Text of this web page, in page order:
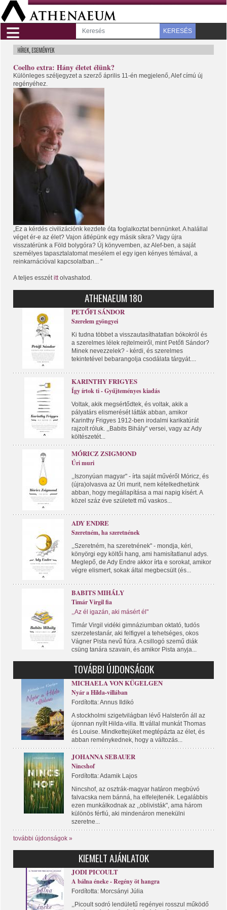
≡ KERESÉS
Coelho extra: Hány életet élünk?
Különleges széljegyzet a szerző április 11-én megjelenő, Alef címú új
regényéhez.
„Ez a kérdés civilizációnk kezdete óta foglalkoztat bennünket. A halállal
véget ér-e az élet? Vajon átlépünk egy másik síkra? Vagy újra
visszatérünk a Föld bolygóra? Új könyvemben, az Alef-ben, a saját
személyes tapasztalatomat mesélem el egy igen kényes témával, a
reinkarnációval kapcsolatban... "
A teljes esszét itt olvashatod.
ATHENAEUM 180
PETŐFI SÁNDOR
Szerelem gyöngyei
Ki tudna többet a visszautasíthatatlan bókokról és
a szerelmes lélek rejtelmeiről, mint Petőfi Sándor?
Minek nevezzelek? - kérdi, és szerelmes
tekintetével bebarangolja csodálata tárgyát....
KARINTHY FRIGYES
Így írtok ti - Gyűjteményes kiadás
Voltak, akik megsértődtek, és voltak, akik a
pályatárs elismerését látták abban, amikor
Karinthy Frigyes 1912-ben irodalmi karikatúrát
rajzolt róluk. ,,Babits Bihály" versei, vagy az Ady
költészetét...
MÓRICZ ZSIGMOND
Úri muri
,,Iszonyúan magyar" - írta saját művéről Móricz, és
(újra)olvasva az Úri murit, nem kételkedhetünk
abban, hogy megállapítása a mai napig kísért. A
közel száz éve született mű vaskos...
ADY ENDRE
Szeretném, ha szeretnének
,,Szeretném, ha szeretnének" - mondja, kéri,
könyörgi egy költői hang, ami hamisítatlanul adys.
Meglepő, de Ady Endre akkor írta e sorokat, amikor
végre elismert, sokak által megbecsült (és...
BABITS MIHÁLY
Timár Virgil fia
,,Az él igazán, aki másért él"
Timár Virgil vidéki gimnáziumban oktató, tudós
szerzetestanár, aki felfigyel a tehetséges, okos
Vágner Pista nevű fiúra. A csillogó szemű diák
csüng tanára szavain, és amikor Pista anyja...
TOVÁBBI ÚJDONSÁGOK
MICHAELA VON KÜGELGEN
Nyár a Hilda-villában
Fordította: Annus Ildikó
A stockholmi szigetvilágban lévő Halsterőn áll az
újonnan nyílt Hilda-villa. Itt vállal munkát Thomas
és Louise. Mindkettejüket megtépázta az élet, és
abban reménykednek, hogy a változás...
JOHANNA SEBAUER
Nincshof
Fordította: Adamik Lajos
Nincshof, az osztrák-magyar határon megbúvó
falvacska nem bánná, ha elfelejtenék. Legalábbis
ezen munkálkodnak az ,,oblivisták", ama három
különös férfiú, aki mindenáron menekülni
szeretne...
további újdonságok »
KIEMELT AJÁNLATOK
JODI PICOULT
A bálna éneke - Regény öt hangra
Fordította: Morcsányi Júlia
,,Picoult sodró lendületű regényei rosszul működő